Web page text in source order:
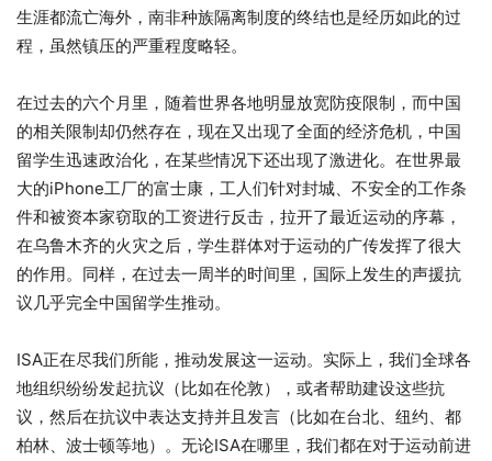
生涯都流亡海外，南非种族隔离制度的终结也是经历如此的过
程，虽然镇压的严重程度略轻。
在过去的六个月里，随着世界各地明显放宽防疫限制，而中国
的相关限制却仍然存在，现在又出现了全面的经济危机，中国
留学生迅速政治化，在某些情况下还出现了激进化。在世界最
大的iPhone工厂的富士康，工人们针对封城、不安全的工作条
件和被资本家窃取的工资进行反击，拉开了最近运动的序幕，
在乌鲁木齐的火灾之后，学生群体对于运动的广传发挥了很大
的作用。同样，在过去一周半的时间里，国际上发生的声援抗
议几乎完全中国留学生推动。
ISA正在尽我们所能，推动发展这一运动。实际上，我们全球各
地组织纷纷发起抗议（比如在伦敦），或者帮助建设这些抗
议，然后在抗议中表达支持并且发言（比如在台北、纽约、都
柏林、波士顿等地）。无论ISA在哪里，我们都在对于运动前进